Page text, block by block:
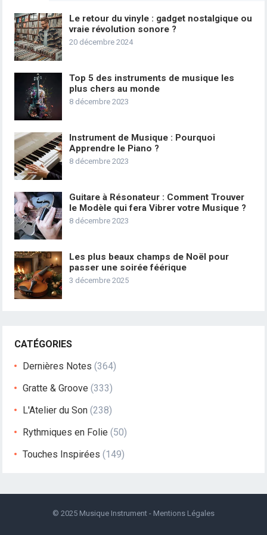
Le retour du vinyle : gadget nostalgique ou
vraie révolution sonore ?
20 décembre 2024
Top 5 des instruments de musique les
plus chers au monde
8 décembre 2023
Instrument de Musique : Pourquoi
Apprendre le Piano ?
8 décembre 2023
Guitare à Résonateur : Comment Trouver
le Modèle qui fera Vibrer votre Musique ?
8 décembre 2023
Les plus beaux champs de Noël pour
passer une soirée féérique
3 décembre 2025
CATÉGORIES
Dernières Notes (364)
Gratte & Groove (333)
L'Atelier du Son (238)
Rythmiques en Folie (50)
Touches Inspirées (149)
© 2025 Musique Instrument - Mentions Légales